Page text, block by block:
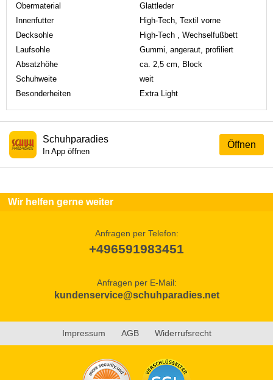
Obermaterial
Glattleder
Innenfutter
High-Tech, Textil vorne
Decksohle
High-Tech , Wechselfußbett
Laufsohle
Gummi, angeraut, profiliert
Absatzhöhe
ca. 2,5 cm, Block
Schuhweite
weit
Besonderheiten
Extra Light
Öffnen
Schuhparadies
In App öffnen
Wir helfen gerne weiter
Anfragen per Telefon:
+496591983451
Anfragen per E-Mail:
kundenservice@schuhparadies.net
Impressum AGB Widerrufsrecht